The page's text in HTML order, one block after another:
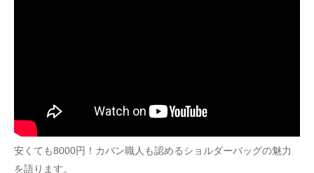
マーケ×ITの今がよく分かる
ITエンジニア向け専門サイト
企業向けIT製品の総合サイト
安くても8000円！カバン職人も認めるショルダーバッグの魅力
を語ります。